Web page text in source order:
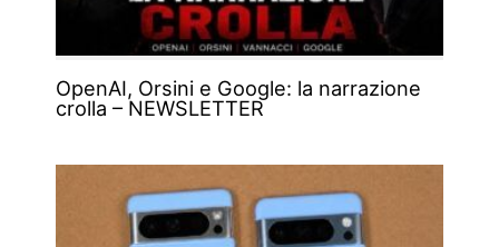
OpenAI, Orsini e Google: la narrazione
crolla – NEWSLETTER